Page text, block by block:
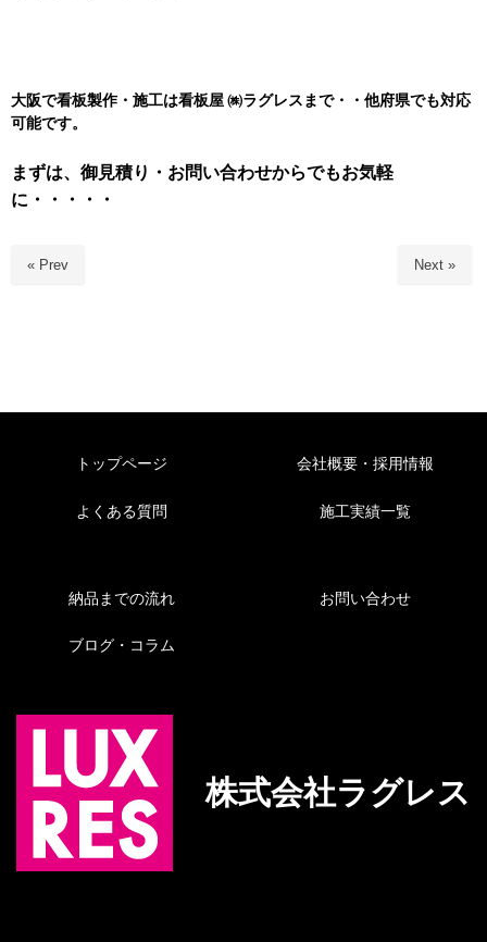
大阪で看板製作・施工は看板屋 ㈱ラグレスまで・・他府県でも対応
可能です。
まずは、御見積り・お問い合わせからでもお気軽
に・・・・・
« Prev Next »
トップページ
よくある質問
会社概要・採用情報
施工実績一覧
納品までの流れ
ブログ・コラム
お問い合わせ
株式会社ラグレス